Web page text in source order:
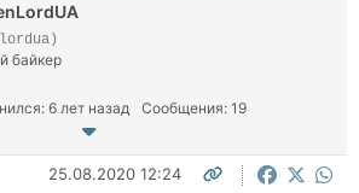
байкер
6 лет назад Сообщения: 19
25.08.2020 12:24